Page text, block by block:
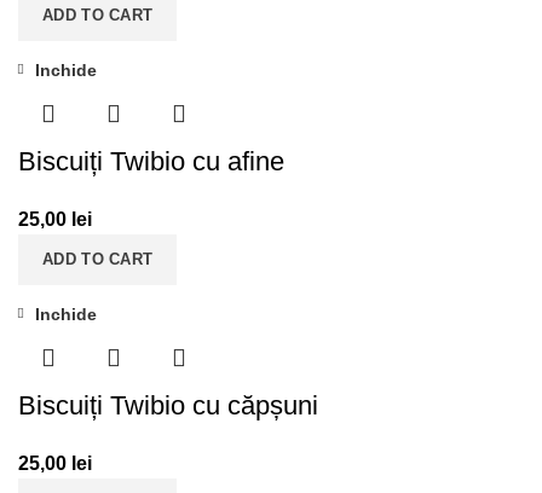
ADD TO CART
Inchide
Biscuiți Twibio cu afine
25,00 lei
ADD TO CART
Inchide
Biscuiți Twibio cu căpșuni
25,00 lei